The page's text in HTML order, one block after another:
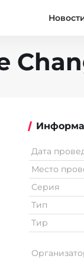
Дата
Место
Серия
Тип
Тир